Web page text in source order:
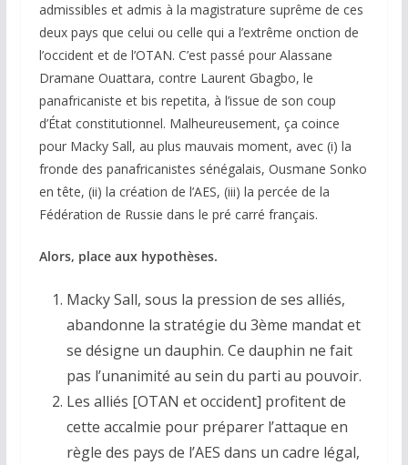
admissibles et admis à la magistrature suprême de ces
deux pays que celui ou celle qui a l’extrême onction de
l’occident et de l’OTAN. C’est passé pour Alassane
Dramane Ouattara, contre Laurent Gbagbo, le
panafricaniste et bis repetita, à l’issue de son coup
d’État constitutionnel. Malheureusement, ça coince
pour Macky Sall, au plus mauvais moment, avec (i) la
fronde des panafricanistes sénégalais, Ousmane Sonko
en tête, (ii) la création de l’AES, (iii) la percée de la
Fédération de Russie dans le pré carré français.
Alors, place aux hypothèses.
Macky Sall, sous la pression de ses alliés,
abandonne la stratégie du 3ème mandat et
se désigne un dauphin. Ce dauphin ne fait
pas l’unanimité au sein du parti au pouvoir.
Les alliés [OTAN et occident] profitent de
cette accalmie pour préparer l’attaque en
règle des pays de l’AES dans un cadre légal,